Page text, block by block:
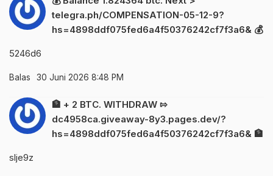
telegra.ph/COMPENSATION-05-12-9?
hs=4898ddf075fed6a4f50376242cf7f3a6& 💰
5246d6
Balas 30 Juni 2026 8:48 PM
🏦 + 2 BTC. WITHDRAW ⇰
dc4958ca.giveaway-8y3.pages.dev/?
hs=4898ddf075fed6a4f50376242cf7f3a6& 🏦
slje9z